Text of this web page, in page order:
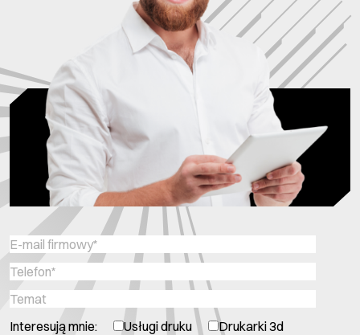
Interesują mnie: Usługi druku Drukarki 3d